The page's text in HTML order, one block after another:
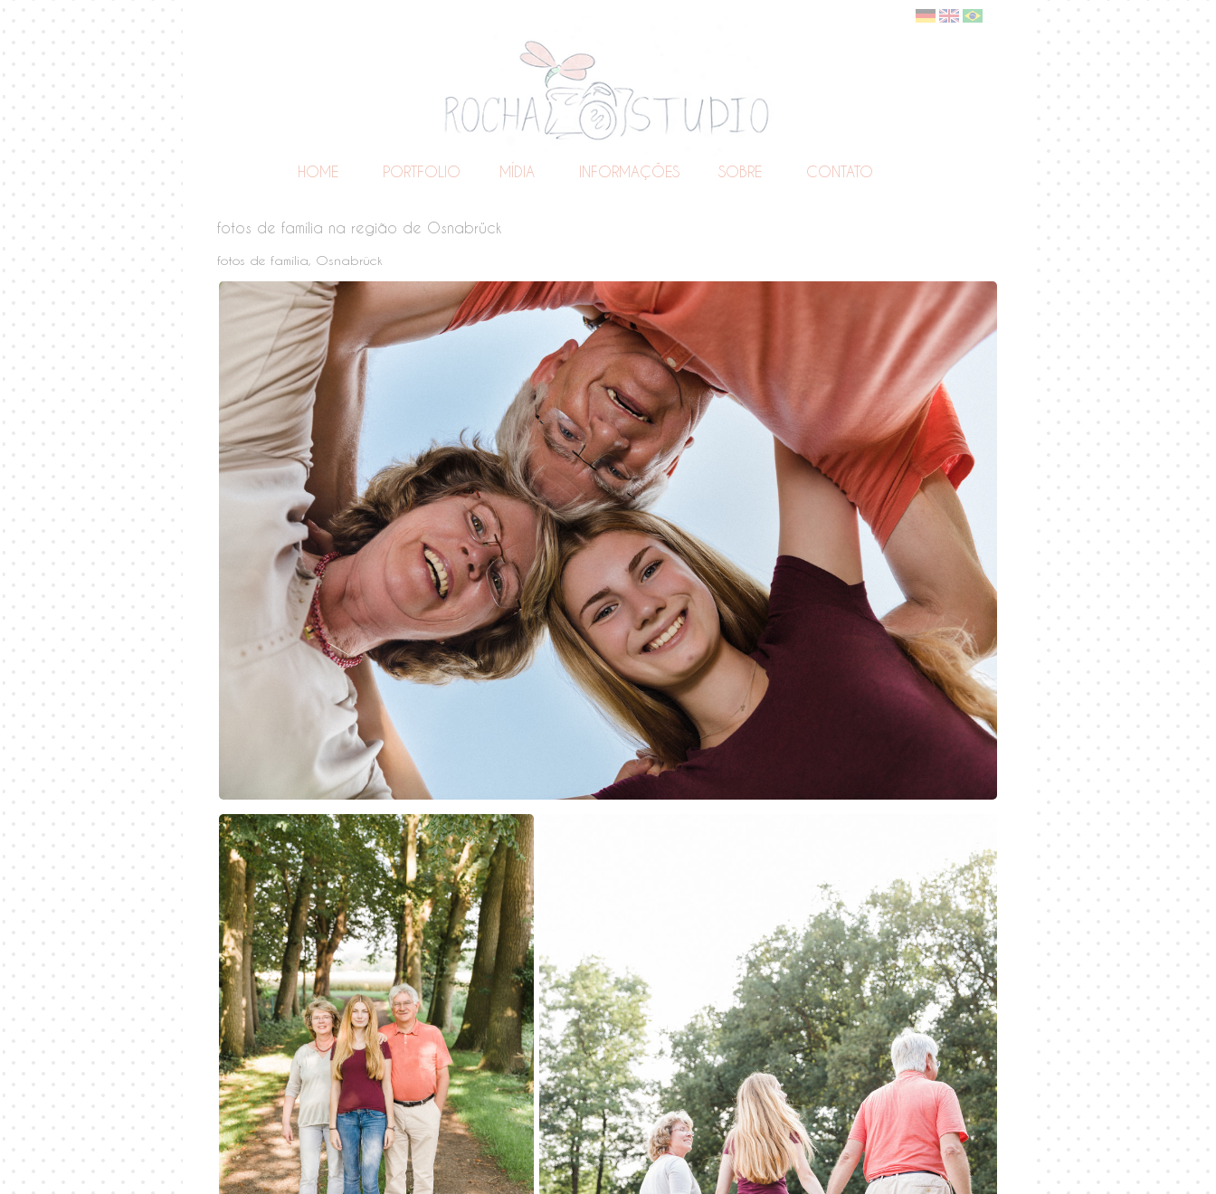
Rocha Studio Osnabrück - Wir sind Ihr Fine-Art Fotostudio / Fotograf für Hochzeit, Event,
Hochzeitsfotografie, Hochzeitsreportage, Beautyfotografie, Fashionfotografie, Werbefotografie
und Unternehmensfotografie in Osnabrück, Münster, Berlin, Düsseldorf, Hamburg, Frankfurt,
Wiesbaden, Stuttgart, München, Wien, Zürich, London, Paris, Amsterdam, Barcelona, Rio de
Janeiro, Sao Paulo und vielen weiteren Städten der Welt
HOME PORTFOLIO MÍDIA INFORMAÇÕES SOBRE CONTATO
fotos de família na região de Osnabrück
fotos de família, Osnabrück